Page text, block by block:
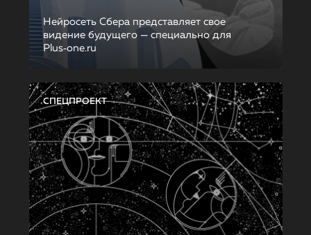
Нейросеть Сбера представляет свое
видение будущего — специально для
Plus‑one.ru
СПЕЦПРОЕКТ